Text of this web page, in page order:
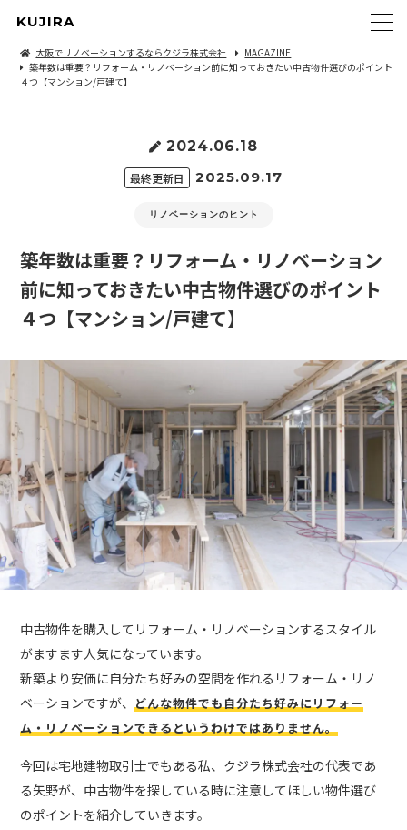
KUJIRA
大阪でリノベーションするならクジラ株式会社
MAGAZINE
築年数は重要？リフォーム・リノベーション前に知っておきたい中古物件選びのポイント
４つ【マンション/戸建て】
2024.06.18
最終更新日 2025.09.17
リノベーションのヒント
築年数は重要？リフォーム・リノベーション
前に知っておきたい中古物件選びのポイント
４つ【マンション/戸建て】
中古物件を購入してリフォーム・リノベーションするスタイル
がますます人気になっています。
新築より安価に自分たち好みの空間を作れるリフォーム・リノ
ベーションですが、どんな物件でも自分たち好みにリフォー
ム・リノベーションできるというわけではありません。
今回は宅地建物取引士でもある私、クジラ株式会社の代表であ
る矢野が、中古物件を探している時に注意してほしい物件選び
のポイントを紹介していきます。